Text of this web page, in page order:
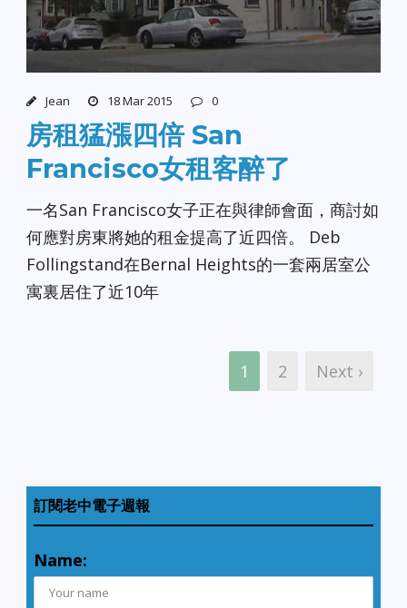
Jean 18 Mar 2015 0
房租猛漲四倍 San
Francisco女租客醉了
一名San Francisco女子正在與律師會面，商討如
何應對房東將她的租金提高了近四倍。 Deb
Follingstand在Bernal Heights的一套兩居室公
寓裏居住了近10年
1 2 Next ›
訂閱老中電子週報
Name: